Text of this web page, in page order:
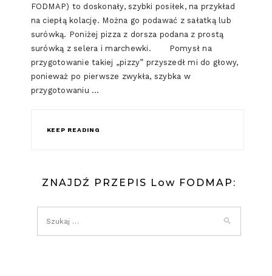
FODMAP) to doskonały, szybki posiłek, na przykład
na ciepłą kolację. Można go podawać z sałatką lub
surówką. Poniżej pizza z dorsza podana z prostą
surówką z selera i marchewki. Pomysł na
przygotowanie takiej „pizzy” przyszedł mi do głowy,
ponieważ po pierwsze zwykła, szybka w
przygotowaniu …
KEEP READING
ZNAJDŹ PRZEPIS Low FODMAP: